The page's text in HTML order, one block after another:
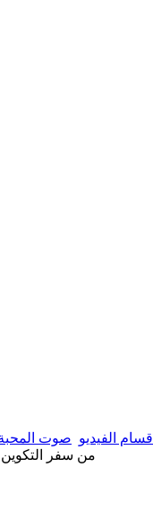
اقسام الفيديو صوت
من سفر التكوين